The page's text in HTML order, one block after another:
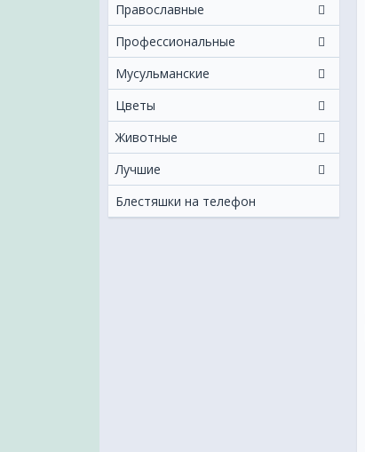
Православные
Профессиональные
Мусульманские
Цветы
Животные
Лучшие
Блестяшки на телефон